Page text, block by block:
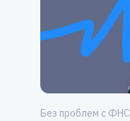
Без проблем с ФНС